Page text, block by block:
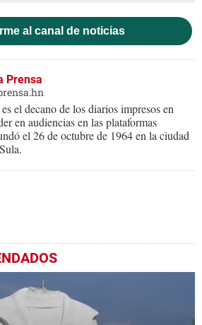
al canal de noticias
Prensa
el decano de los diarios impresos en
en audiencias en las plataformas
el 26 de octubre de 1964 en la ciudad